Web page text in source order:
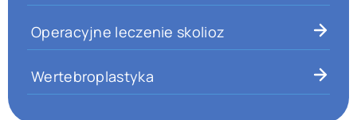
Operacyjne leczenie skolioz
Wertebroplastyka